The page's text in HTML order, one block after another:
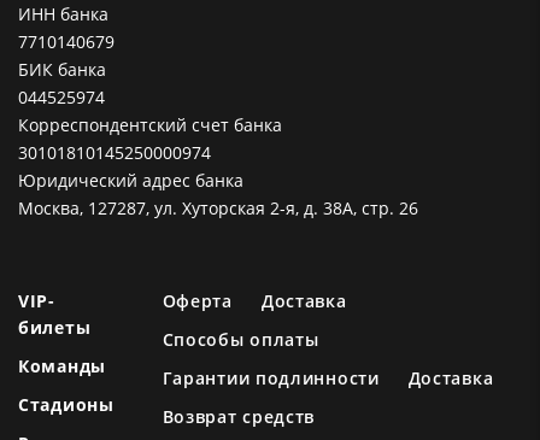
ИНН банка
7710140679
БИК банка
044525974
Корреспондентский счет банка
30101810145250000974
Юридический адрес банка
Москва, 127287, ул. Хуторская 2-я, д. 38А, стр. 26
VIP-
билеты
Команды
Стадионы
Оферта
Доставка
Способы оплаты
Гарантии подлинности
Доставка
Возврат средств